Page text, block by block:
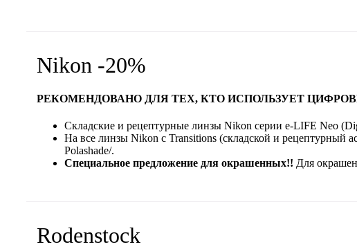
Nikon -20%
РЕКОМЕНДОВАНО ДЛЯ ТЕХ, КТО ИСПОЛЬЗУЕТ
Складские и рецептурные линзы Nikon серии e-LIFE Neo
На все линзы Nikon с Transitions (складской и
Polashade/.
Специальное предложение для окрашенных!! Для
Rodenstock